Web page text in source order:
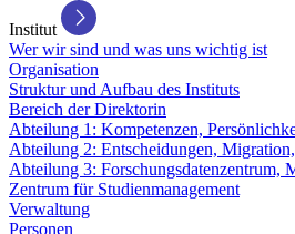
Institut
Wer wir sind und was uns wichtig ist
Organisation
Struktur und Aufbau des Instituts
Bereich der Direktorin
Abteilung 1: Kompetenzen,
Abteilung 2: Entscheidungen,
Abteilung 3: Forschungsdatenzentrum,
Zentrum für Studienmanagement
Verwaltung
Personen